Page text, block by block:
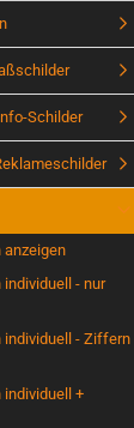
Schilder
anzeigen
individuell - nur
individuell - Ziffern
individuell +